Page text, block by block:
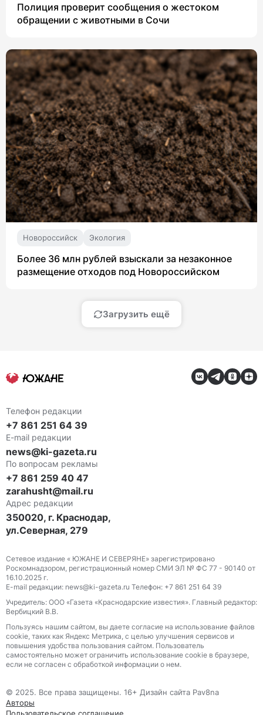
Полиция проверит сообщения о жестоком
обращении с животными в Сочи
Новороссийск Экология
Более 36 млн рублей взыскали за незаконное
размещение отходов под Новороссийском
Загрузить ещё
Телефон редакции
+7 861 251 64 39
E-mail редакции
news@ki-gazeta.ru
По вопросам рекламы
+7 861 259 40 47
zarahusht@mail.ru
Адрес редакции
350020, г. Краснодар,
ул.Северная, 279
Сетевое издание « ЮЖАНЕ И СЕВЕРЯНЕ» зарегистрировано
Роскомнадзором, регистрационный номер СМИ ЭЛ № ФС 77 - 90140 от
16.10.2025 г.
E-mail редакции: news@ki-gazeta.ru Телефон: +7 861 251 64 39
Учредитель: ООО «Газета «Краснодарские известия». Главный редактор:
Вербицкий В.В.
Пользуясь нашим сайтом, вы даете согласие на использование файлов
сооkіе, таких как Яндекс Метрика, с целью улучшения сервисов и
повышения удобства пользования сайтом. Пользователь
самостоятельно может ограничить использование сооkіе в браузере,
если не согласен с обработкой информации о нем.
© 2025. Все права защищены. 16+ Дизайн сайта Pav8na
Авторы